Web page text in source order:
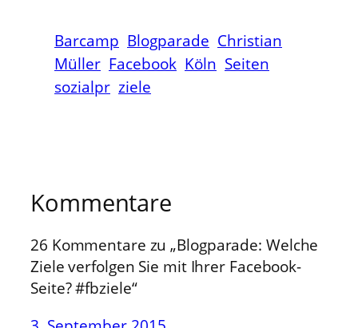
Barcamp Blogparade Christian
Müller Facebook Köln Seiten
sozialpr ziele
Kommentare
26 Kommentare zu „Blogparade: Welche
Ziele verfolgen Sie mit Ihrer Facebook-
Seite? #fbziele“